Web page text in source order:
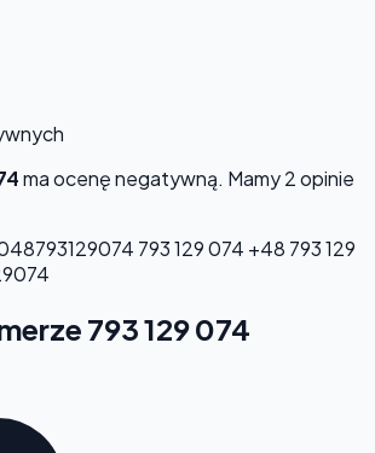
ma ocenęnegatywną. Mamy 2 opinie
793 129 074 +48 793 129
793 129 074